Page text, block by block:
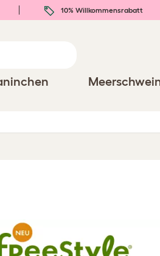
10% Willkommensrabatt